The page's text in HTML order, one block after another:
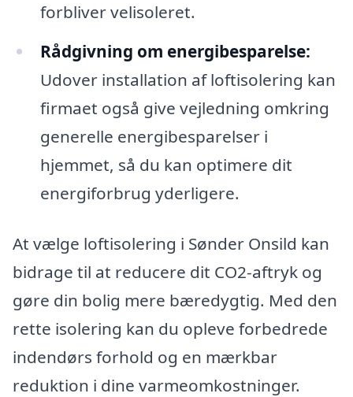
forbliver velisoleret.
Rådgivning om energibesparelse:
Udover installation af loftisolering kan
firmaet også give vejledning omkring
generelle energibesparelser i
hjemmet, så du kan optimere dit
energiforbrug yderligere.
At vælge loftisolering i Sønder Onsild kan
bidrage til at reducere dit CO2-aftryk og
gøre din bolig mere bæredygtig. Med den
rette isolering kan du opleve forbedrede
indendørs forhold og en mærkbar
reduktion i dine varmeomkostninger.